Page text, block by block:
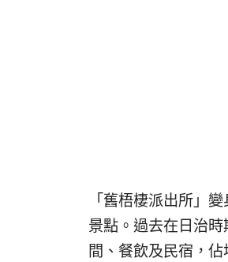
「舊梧棲派出所」變
景點。過去在日治
間、餐飲及民宿，